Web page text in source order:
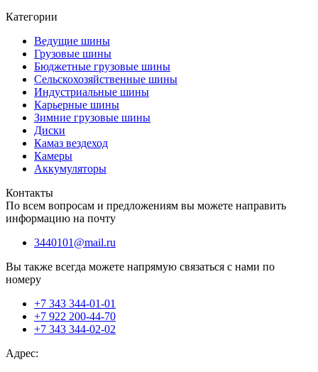
Категории
Ведущие шины
Грузовые шины
Бюджетные грузовые шины
Сельскохозяйственные шины
Индустриальные шины
Карьерные шины
Зимние грузовые шины
Диски
Камаз вездеход
Камеры
Аккумуляторы
Контакты
По всем вопросам и предложениям вы можете направить
информацию на почту
3440101@mail.ru
Вы также всегда можете напрямую связаться с нами по
номеру
+7 343 344-01-01
+7 922 200-44-70
+7 343 344-02-02
Адрес: